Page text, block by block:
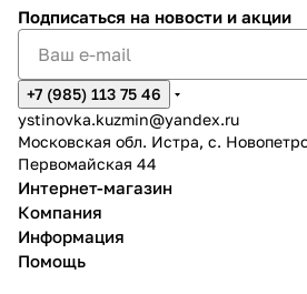
Подписаться на новости и акции
+7 (985) 113 75 46
ystinovka.kuzmin@yandex.ru
Московская обл. Истра, с.
Первомайская 44
Интернет-магазин
Компания
Информация
Помощь